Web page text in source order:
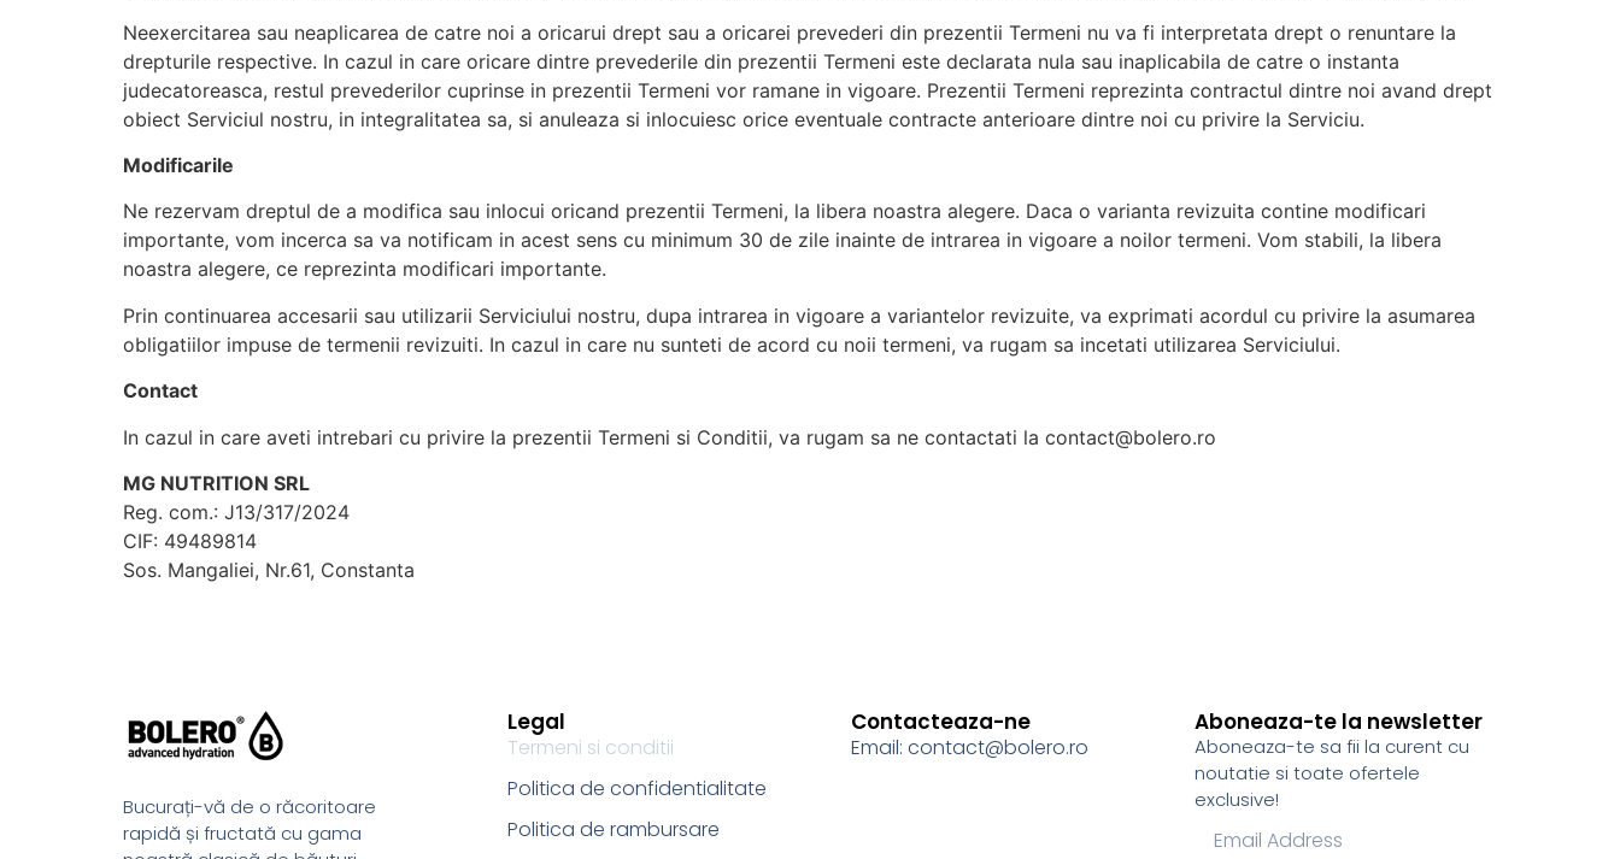
Neexercitarea sau neaplicarea de catre noi a oricarui drept sau a oricarei prevederi din prezentii Termeni nu va fi interpretata drept o renuntare la
drepturile respective. In cazul in care oricare dintre prevederile din prezentii Termeni este declarata nula sau inaplicabila de catre o instanta
judecatoreasca, restul prevederilor cuprinse in prezentii Termeni vor ramane in vigoare. Prezentii Termeni reprezinta contractul dintre noi avand drept
obiect Serviciul nostru, in integralitatea sa, si anuleaza si inlocuiesc orice eventuale contracte anterioare dintre noi cu privire la Serviciu.
Modificarile
Ne rezervam dreptul de a modifica sau inlocui oricand prezentii Termeni, la libera noastra alegere. Daca o varianta revizuita contine modificari
importante, vom incerca sa va notificam in acest sens cu minimum 30 de zile inainte de intrarea in vigoare a noilor termeni. Vom stabili, la libera
noastra alegere, ce reprezinta modificari importante.
Prin continuarea accesarii sau utilizarii Serviciului nostru, dupa intrarea in vigoare a variantelor revizuite, va exprimati acordul cu privire la asumarea
obligatiilor impuse de termenii revizuiti. In cazul in care nu sunteti de acord cu noii termeni, va rugam sa incetati utilizarea Serviciului.
Contact
In cazul in care aveti intrebari cu privire la prezentii Termeni si Conditii, va rugam sa ne contactati la contact@bolero.ro
MG NUTRITION SRL
Reg. com.: J13/317/2024
CIF: 49489814
Sos. Mangaliei, Nr.61, Constanta
Bucurați-vă de o răcoritoare
rapidă și fructată cu gama
Legal
Termeni si conditii
Politica de confidentialitate
Politica de rambursare
Contacteaza-ne
Email: contact@bolero.ro
Aboneaza-te la newsletter
Aboneaza-te sa fii la curent cu
noutatie si toate ofertele
exclusive!